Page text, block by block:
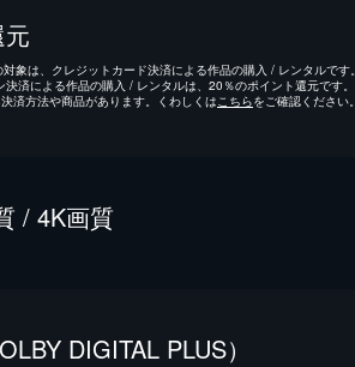
象は、クレジットカード決済による作品の購入 / レンタルです。
済による作品の購入 / レンタルは、20％のポイント還元です。
済方法や商品があります。くわしくは こちらをご確認ください。
/ 4K画質
DIGITAL PLUS）